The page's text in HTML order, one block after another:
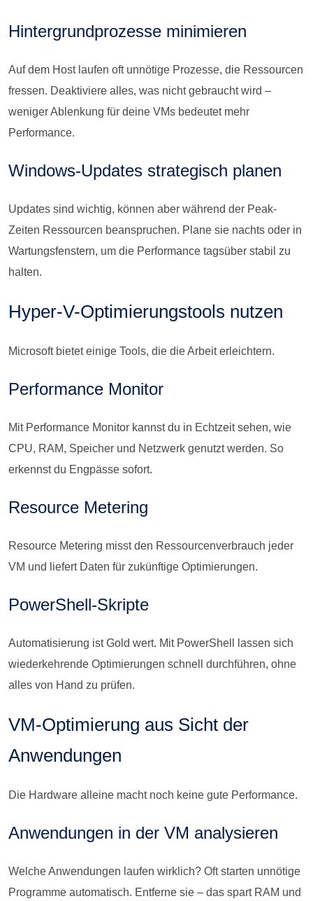
Hintergrundprozesse minimieren
Auf dem Host laufen oft unnötige Prozesse, die Ressourcen
fressen. Deaktiviere alles, was nicht gebraucht wird –
weniger Ablenkung für deine VMs bedeutet mehr
Performance.
Windows-Updates strategisch planen
Updates sind wichtig, können aber während der Peak-
Zeiten Ressourcen beanspruchen. Plane sie nachts oder in
Wartungsfenstern, um die Performance tagsüber stabil zu
halten.
Hyper-V-Optimierungstools nutzen
Microsoft bietet einige Tools, die die Arbeit erleichtern.
Performance Monitor
Mit Performance Monitor kannst du in Echtzeit sehen, wie
CPU, RAM, Speicher und Netzwerk genutzt werden. So
erkennst du Engpässe sofort.
Resource Metering
Resource Metering misst den Ressourcenverbrauch jeder
VM und liefert Daten für zukünftige Optimierungen.
PowerShell-Skripte
Automatisierung ist Gold wert. Mit PowerShell lassen sich
wiederkehrende Optimierungen schnell durchführen, ohne
alles von Hand zu prüfen.
VM-Optimierung aus Sicht der
Anwendungen
Die Hardware alleine macht noch keine gute Performance.
Anwendungen in der VM analysieren
Welche Anwendungen laufen wirklich? Oft starten unnötige
Programme automatisch. Entferne sie – das spart RAM und